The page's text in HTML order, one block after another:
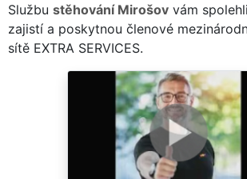
Službu stěhování Mirošov vám
zajistí a poskytnou členové
sítě EXTRA SERVICES.